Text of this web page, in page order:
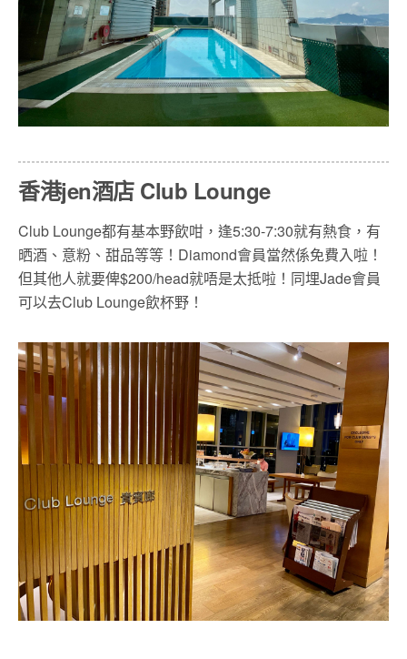
香港jen酒店 Club Lounge
Club Lounge都有基本野飲咁，逢5:30-7:30就有熱食，有
晒酒、意粉、甜品等等！Diamond會員當然係免費入啦！
但其他人就要俾$200/head就唔是太抵啦！同埋Jade會員
可以去Club Lounge飲杯野！